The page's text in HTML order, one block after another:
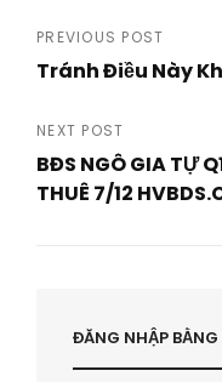
Post
navigation
PREVIOUS POST
Tránh Điều Này
Post
NEXT POST
BĐS NGÔ GIA TỰ
THUÊ 7/12
ĐĂNG NHẬP BẰNG